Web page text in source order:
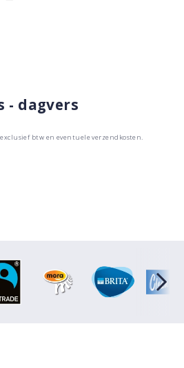
- dagvers
btw en eventuele verzendkosten.